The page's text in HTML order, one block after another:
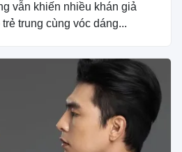
vẫn khiến nhiều khán giả
trung cùng vóc dáng...